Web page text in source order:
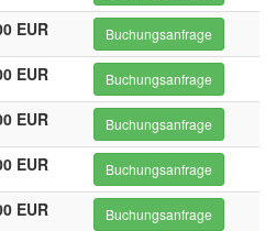
EUR Buchungsanfrage
EUR Buchungsanfrage
EUR Buchungsanfrage
EUR Buchungsanfrage
EUR Buchungsanfrage